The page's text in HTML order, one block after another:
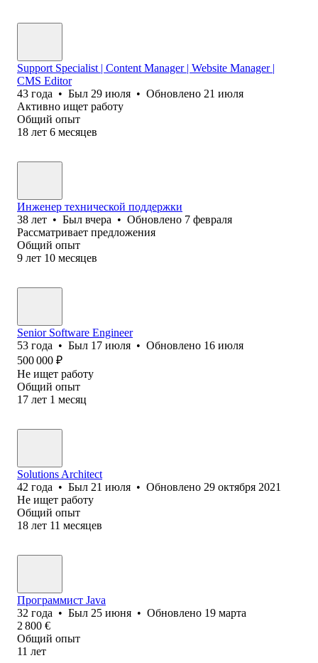
Support Specialist | Content Manager | Website Manager |
CMS Editor
43 года • Был 29 июля • Обновлено 21 июля
Активно ищет работу
Общий опыт
18 лет 6 месяцев
Инженер технической поддержки
38 лет • Был вчера • Обновлено 7 февраля
Рассматривает предложения
Общий опыт
9 лет 10 месяцев
Senior Software Engineer
53 года • Был 17 июля • Обновлено 16 июля
500 000 ₽
Не ищет работу
Общий опыт
17 лет 1 месяц
Solutions Architect
42 года • Был 21 июля • Обновлено 29 октября 2021
Не ищет работу
Общий опыт
18 лет 11 месяцев
Программист Java
32 года • Был 25 июня • Обновлено 19 марта
2 800 €
Общий опыт
11 лет